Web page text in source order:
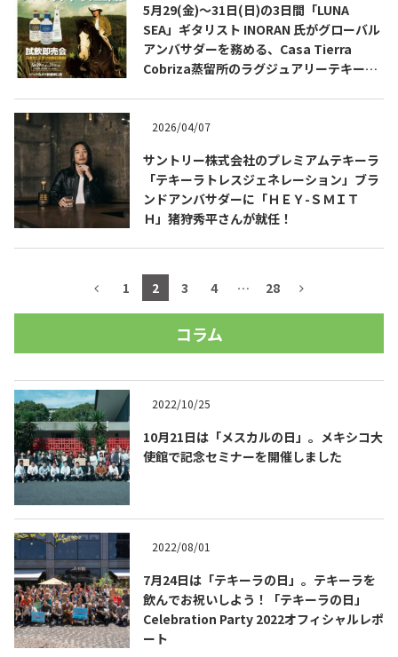
5月29(金)～31日(日)の3日間「LUNA
SEA」ギタリスト INORAN 氏がグローバル
アンバサダーを務める、Casa Tierra
Cobriza蒸留所のラグジュアリーテキーラ
2026/04/07
サントリー株式会社のプレミアムテキーラ
「テキーラトレスジェネレーション」ブラ
ンドアンバサダーに「ＨＥＹ-ＳＭＩＴ
Ｈ」猪狩秀平さんが就任！
1 2 3 4 … 28
コラム
2022/10/25
10月21日は「メスカルの日」。メキシコ大
使館で記念セミナーを開催しました
2022/08/01
7月24日は「テキーラの日」。テキーラを
飲んでお祝いしよう！「テキーラの日」
Celebration Party 2022オフィシャルレポ
ート